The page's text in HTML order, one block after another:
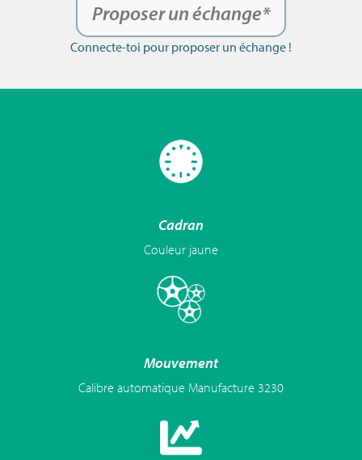
Proposer un échange*
Connecte-toi pour proposer un échange !
Cadran
Couleur jaune
Mouvement
Calibre automatique Manufacture 3230